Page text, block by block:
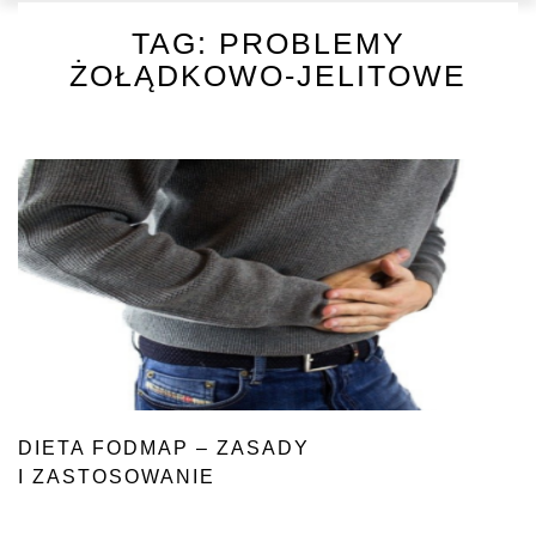
TAG: PROBLEMY
ŻOŁĄDKOWO-JELITOWE
DIETA FODMAP – ZASADY
I ZASTOSOWANIE